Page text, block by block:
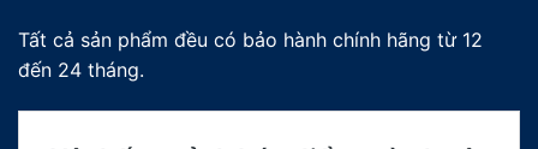
Tất cả sản phẩm đều có bảo hành chính hãng từ 12
đến 24 tháng.